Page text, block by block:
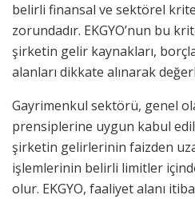
belirli finansal ve sektörel
zorundadır. EKGYO’nun bu
şirketin gelir kaynakları,
alanları dikkate alınarak
Gayrimenkul sektörü, genel
prensiplerine uygun kabul
şirketin gelirlerinin faizden
işlemlerinin belirli limitler
olur. EKGYO, faaliyet alanı